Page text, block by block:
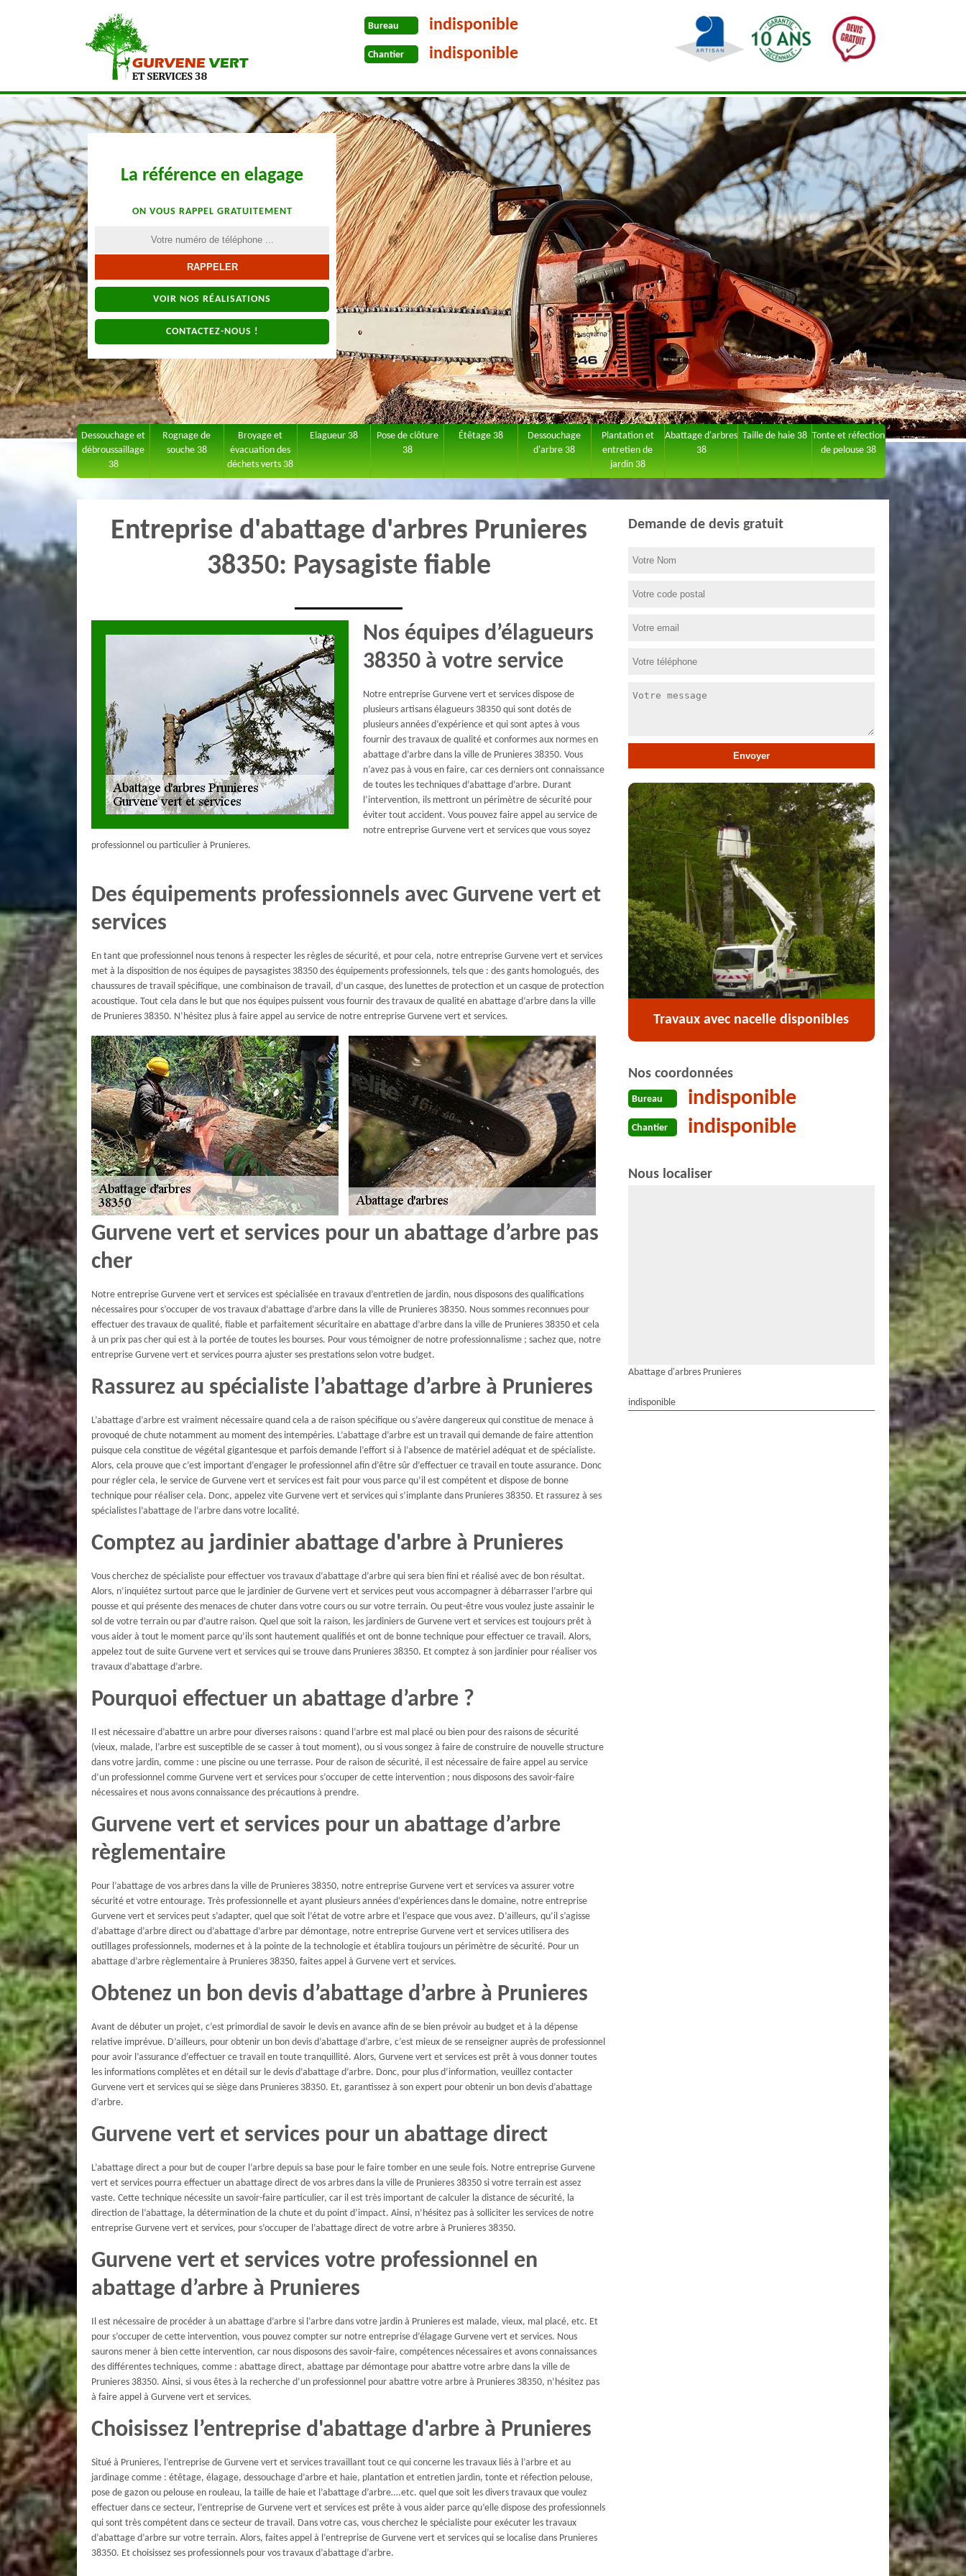
Bureau indisponible
Chantier indisponible
La référence en elagage
ON VOUS RAPPEL GRATUITEMENT
VOIR NOS RÉALISATIONS
CONTACTEZ-NOUS !
Dessouchage et
débroussaillage
38
Rognage de
souche 38
Broyage et
évacuation des
déchets verts 38
Elagueur 38
Pose de clôture
38
Étêtage 38
Dessouchage
d'arbre 38
Plantation et
entretien de
jardin 38
Abattage d'arbres
38
Taille de haie 38 Tonte et réfection
de pelouse 38
Entreprise d'abattage d'arbres Prunieres
38350: Paysagiste fiable
Nos équipes d’élagueurs
38350 à votre service
Notre entreprise Gurvene vert et services dispose de
plusieurs artisans élagueurs 38350 qui sont dotés de
plusieurs années d’expérience et qui sont aptes à vous
fournir des travaux de qualité et conformes aux normes en
abattage d’arbre dans la ville de Prunieres 38350. Vous
n’avez pas à vous en faire, car ces derniers ont connaissance
de toutes les techniques d’abattage d’arbre. Durant
l’intervention, ils mettront un périmètre de sécurité pour
éviter tout accident. Vous pouvez faire appel au service de
notre entreprise Gurvene vert et services que vous soyez
professionnel ou particulier à Prunieres.
Des équipements professionnels avec Gurvene vert et
services
En tant que professionnel nous tenons à respecter les règles de sécurité, et pour cela, notre entreprise Gurvene vert et services
met à la disposition de nos équipes de paysagistes 38350 des équipements professionnels, tels que : des gants homologués, des
chaussures de travail spécifique, une combinaison de travail, d’un casque, des lunettes de protection et un casque de protection
acoustique. Tout cela dans le but que nos équipes puissent vous fournir des travaux de qualité en abattage d’arbre dans la ville
de Prunieres 38350. N’hésitez plus à faire appel au service de notre entreprise Gurvene vert et services.
Gurvene vert et services pour un abattage d’arbre pas
cher
Notre entreprise Gurvene vert et services est spécialisée en travaux d’entretien de jardin, nous disposons des qualifications
nécessaires pour s’occuper de vos travaux d’abattage d’arbre dans la ville de Prunieres 38350. Nous sommes reconnues pour
effectuer des travaux de qualité, fiable et parfaitement sécuritaire en abattage d’arbre dans la ville de Prunieres 38350 et cela
à un prix pas cher qui est à la portée de toutes les bourses. Pour vous témoigner de notre professionnalisme ; sachez que, notre
entreprise Gurvene vert et services pourra ajuster ses prestations selon votre budget.
Rassurez au spécialiste l’abattage d’arbre à Prunieres
L’abattage d’arbre est vraiment nécessaire quand cela a de raison spécifique ou s’avère dangereux qui constitue de menace à
provoqué de chute notamment au moment des intempéries. L’abattage d’arbre est un travail qui demande de faire attention
puisque cela constitue de végétal gigantesque et parfois demande l’effort si à l’absence de matériel adéquat et de spécialiste.
Alors, cela prouve que c’est important d’engager le professionnel afin d’être sûr d’effectuer ce travail en toute assurance. Donc
pour régler cela, le service de Gurvene vert et services est fait pour vous parce qu’il est compétent et dispose de bonne
technique pour réaliser cela. Donc, appelez vite Gurvene vert et services qui s’implante dans Prunieres 38350. Et rassurez à ses
spécialistes l’abattage de l’arbre dans votre localité.
Comptez au jardinier abattage d'arbre à Prunieres
Vous cherchez de spécialiste pour effectuer vos travaux d’abattage d’arbre qui sera bien fini et réalisé avec de bon résultat.
Alors, n’inquiétez surtout parce que le jardinier de Gurvene vert et services peut vous accompagner à débarrasser l’arbre qui
pousse et qui présente des menaces de chuter dans votre cours ou sur votre terrain. Ou peut-être vous voulez juste assainir le
sol de votre terrain ou par d’autre raison. Quel que soit la raison, les jardiniers de Gurvene vert et services est toujours prêt à
vous aider à tout le moment parce qu’ils sont hautement qualifiés et ont de bonne technique pour effectuer ce travail. Alors,
appelez tout de suite Gurvene vert et services qui se trouve dans Prunieres 38350. Et comptez à son jardinier pour réaliser vos
travaux d’abattage d’arbre.
Pourquoi effectuer un abattage d’arbre ?
Il est nécessaire d’abattre un arbre pour diverses raisons : quand l’arbre est mal placé ou bien pour des raisons de sécurité
(vieux, malade, l’arbre est susceptible de se casser à tout moment), ou si vous songez à faire de construire de nouvelle structure
dans votre jardin, comme : une piscine ou une terrasse. Pour de raison de sécurité, il est nécessaire de faire appel au service
d’un professionnel comme Gurvene vert et services pour s’occuper de cette intervention ; nous disposons des savoir-faire
nécessaires et nous avons connaissance des précautions à prendre.
Gurvene vert et services pour un abattage d’arbre
règlementaire
Pour l’abattage de vos arbres dans la ville de Prunieres 38350, notre entreprise Gurvene vert et services va assurer votre
sécurité et votre entourage. Très professionnelle et ayant plusieurs années d’expériences dans le domaine, notre entreprise
Gurvene vert et services peut s’adapter, quel que soit l’état de votre arbre et l’espace que vous avez. D’ailleurs, qu’il s’agisse
d’abattage d’arbre direct ou d’abattage d’arbre par démontage, notre entreprise Gurvene vert et services utilisera des
outillages professionnels, modernes et à la pointe de la technologie et établira toujours un périmètre de sécurité. Pour un
abattage d’arbre règlementaire à Prunieres 38350, faites appel à Gurvene vert et services.
Obtenez un bon devis d’abattage d’arbre à Prunieres
Avant de débuter un projet, c’est primordial de savoir le devis en avance afin de se bien prévoir au budget et à la dépense
relative imprévue. D’ailleurs, pour obtenir un bon devis d’abattage d’arbre, c’est mieux de se renseigner auprès de professionnel
pour avoir l’assurance d’effectuer ce travail en toute tranquillité. Alors, Gurvene vert et services est prêt à vous donner toutes
les informations complètes et en détail sur le devis d’abattage d’arbre. Donc, pour plus d’information, veuillez contacter
Gurvene vert et services qui se siège dans Prunieres 38350. Et, garantissez à son expert pour obtenir un bon devis d’abattage
d’arbre.
Gurvene vert et services pour un abattage direct
L’abattage direct a pour but de couper l’arbre depuis sa base pour le faire tomber en une seule fois. Notre entreprise Gurvene
vert et services pourra effectuer un abattage direct de vos arbres dans la ville de Prunieres 38350 si votre terrain est assez
vaste. Cette technique nécessite un savoir-faire particulier, car il est très important de calculer la distance de sécurité, la
direction de l’abattage, la détermination de la chute et du point d’impact. Ainsi, n’hésitez pas à solliciter les services de notre
entreprise Gurvene vert et services, pour s’occuper de l’abattage direct de votre arbre à Prunieres 38350.
Gurvene vert et services votre professionnel en
abattage d’arbre à Prunieres
Il est nécessaire de procéder à un abattage d’arbre si l’arbre dans votre jardin à Prunieres est malade, vieux, mal placé, etc. Et
pour s’occuper de cette intervention, vous pouvez compter sur notre entreprise d’élagage Gurvene vert et services. Nous
saurons mener à bien cette intervention, car nous disposons des savoir-faire, compétences nécessaires et avons connaissances
des différentes techniques, comme : abattage direct, abattage par démontage pour abattre votre arbre dans la ville de
Prunieres 38350. Ainsi, si vous êtes à la recherche d’un professionnel pour abattre votre arbre à Prunieres 38350, n’hésitez pas
à faire appel à Gurvene vert et services.
Choisissez l’entreprise d'abattage d'arbre à Prunieres
Situé à Prunieres, l’entreprise de Gurvene vert et services travaillant tout ce qui concerne les travaux liés à l’arbre et au
jardinage comme : étêtage, élagage, dessouchage d’arbre et haie, plantation et entretien jardin, tonte et réfection pelouse,
pose de gazon ou pelouse en rouleau, la taille de haie et l’abattage d’arbre….etc. quel que soit les divers travaux que voulez
effectuer dans ce secteur, l’entreprise de Gurvene vert et services est prête à vous aider parce qu’elle dispose des professionnels
qui sont très compétent dans ce secteur de travail. Dans votre cas, vous cherchez le spécialiste pour exécuter les travaux
d’abattage d’arbre sur votre terrain. Alors, faites appel à l’entreprise de Gurvene vert et services qui se localise dans Prunieres
38350. Et choisissez ses professionnels pour vos travaux d’abattage d’arbre.
Demande de devis gratuit
Travaux avec nacelle disponibles
Nos coordonnées
Bureau indisponible
Chantier indisponible
Nous localiser
Abattage d'arbres Prunieres
indisponible